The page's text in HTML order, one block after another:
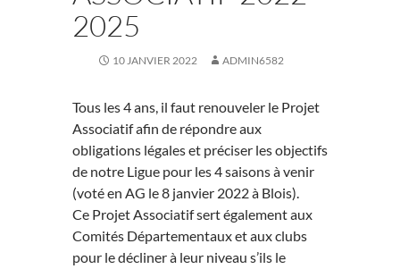
2025
10 JANVIER 2022 ADMIN6582
Tous les 4 ans, il faut renouveler le Projet
Associatif afin de répondre aux
obligations légales et préciser les objectifs
de notre Ligue pour les 4 saisons à venir
(voté en AG le 8 janvier 2022 à Blois).
Ce Projet Associatif sert également aux
Comités Départementaux et aux clubs
pour le décliner à leur niveau s’ils le